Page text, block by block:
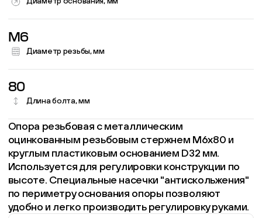
M6
Диаметр резьбы, мм
80
Длина болта, мм
Опора резьбовая с металлическим
оцинкованным резьбовым стержнем М6х80 и
круглым пластиковым основанием D32 мм.
Используется для регулировки конструкции по
высоте. Специальные насечки "антискольжения"
по периметру основания опоры позволяют
удобно и легко производить регулировку руками.